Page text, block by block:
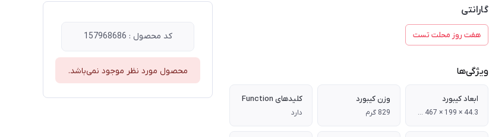
گارانتی
هفت روز محلت تست
ویژگی‌ها
ابعاد کیبورد
44.3 × 199 × 467 میلی متر
وزن کیبورد
829 گرم
کلیدهای Function
دارد
کد محصول : 157968686
محصول مورد نظر موجود نمی‌باشد.